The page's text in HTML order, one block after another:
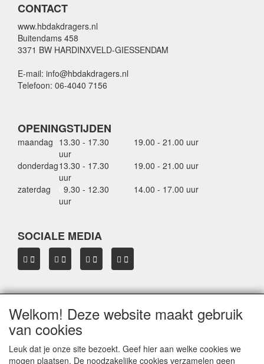
CONTACT
www.hbdakdragers.nl
Buitendams 458
3371 BW HARDINXVELD-GIESSENDAM
E-mail: info@hbdakdragers.nl
Telefoon: 06-4040 7156
OPENINGSTIJDEN
maandag 13.30 - 17.30
uur
19.00 - 21.00 uur
donderdag13.30 - 17.30
uur
19.00 - 21.00 uur
zaterdag
9.30 - 12.30
uur
14.00 - 17.00 uur
SOCIALE MEDIA
OVER HBDAKDRAGERS.NL
Dakkoffer verhuur Hardinxveld-Giessendam
Verkoop dakkoffers en skiboxen
Welkom! Deze website maakt gebruik
van cookies
Leuk dat je onze site bezoekt. Geef hier aan welke cookies we
mogen plaatsen. De noodzakelijke cookies verzamelen geen